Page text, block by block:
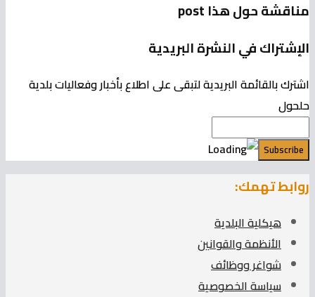
مناقشة حول هذا post
الإشتراك في النشرة البريدية
اشترك بالقائمة البريدية لتبقى على اطلاع بأخبار وفعاليات بلدية
حلحول
روابط تهمك:
هيكلية البلدية
الأنظمة والقوانين
شواغر ووظائف
سياسة الخصوصية